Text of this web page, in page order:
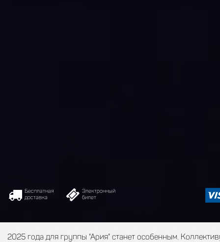
Бесплатная
доставка
Электронный
билет
2025 года для группы "Ария" станет особенным.